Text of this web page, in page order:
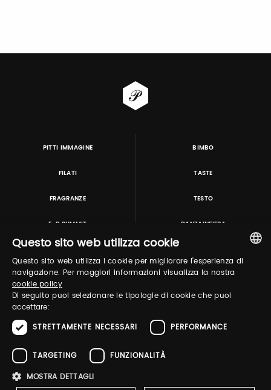
PITTI IMMAGINE BIMBO
FILATI TASTE
FRAGRANZE TESTO
E-P SUMMIT DANZAINFIERA
TUTORING & CONSULTING
Pitti Immagine S.r.l. P.I./CF 03443240480 Capitale sociale 648.457 € N° iscriz. Reg.
ITALIAN
Questo sito web utilizza cookie
Questo sito web utilizza i cookie per migliorare l'esperienza di
navigazione. Per maggiori informazioni visualizza la nostra
cookie policy
Di seguito puoi selezionare le tipologie di cookie che puoi
accettare:
STRETTAMENTE NECESSARI
PERFORMANCE
TARGETING
FUNZIONALITÀ
MOSTRA DETTAGLI